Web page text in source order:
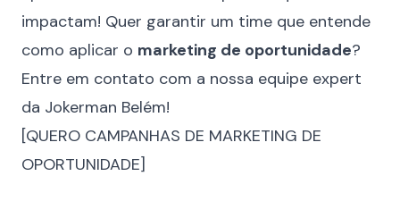
impactam! Quer garantir um time que entende
como aplicar o marketing de oportunidade?
Entre em contato com a nossa equipe expert
da Jokerman Belém!
[QUERO CAMPANHAS DE MARKETING DE
OPORTUNIDADE]